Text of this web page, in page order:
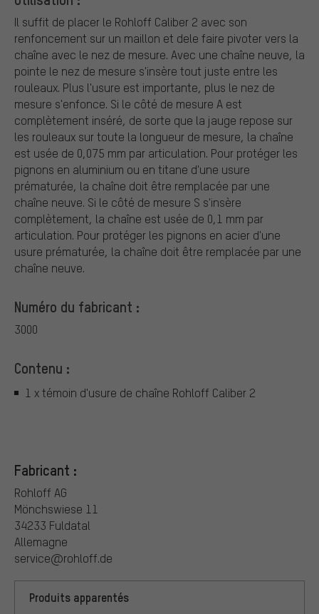
Il suffit de placer le Rohloff Caliber 2 avec son
renfoncement sur un maillon et dele faire pivoter vers la
chaîne avec le nez de mesure. Avec une chaîne neuve, la
pointe le nez de mesure s'insère tout juste entre les
rouleaux. Plus l'usure est importante, plus le nez de
mesure s'enfonce. Si le côté de mesure A est
complètement inséré, de sorte que la jauge repose sur
les rouleaux sur toute la longueur de mesure, la chaîne
est usée de 0,075 mm par articulation. Pour protéger les
pignons en aluminium ou en titane d'une usure
prématurée, la chaîne doit être remplacée par une
chaîne neuve. Si le côté de mesure S s'insère
complètement, la chaîne est usée de 0,1 mm par
articulation. Pour protéger les pignons en acier d'une
usure prématurée, la chaîne doit être remplacée par une
chaîne neuve.
Numéro du fabricant :
3000
Contenu :
1 x témoin d'usure de chaîne Rohloff Caliber 2
Fabricant :
Rohloff AG
Mönchswiese 11
34233 Fuldatal
Allemagne
service@rohloff.de
Produits apparentés